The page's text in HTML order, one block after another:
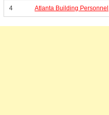
4 Atlanta Building Personnel